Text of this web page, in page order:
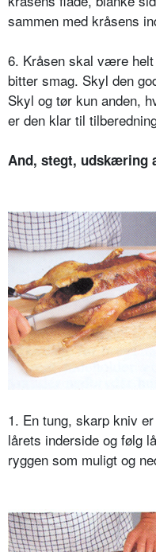
sammen med kråsens
6. Kråsen skal være
bitter smag. Skyl den
Skyl og tør kun anden,
er den klar til
And, stegt, udskæring
1. En tung, skarp kniv
lårets inderside og følg
ryggen som muligt og